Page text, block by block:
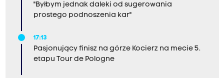
"Byłbym jednak daleki od sugerowania
prostego podnoszenia kar"
17:13
Pasjonujący finisz na górze Kocierz na mecie 5.
etapu Tour de Pologne